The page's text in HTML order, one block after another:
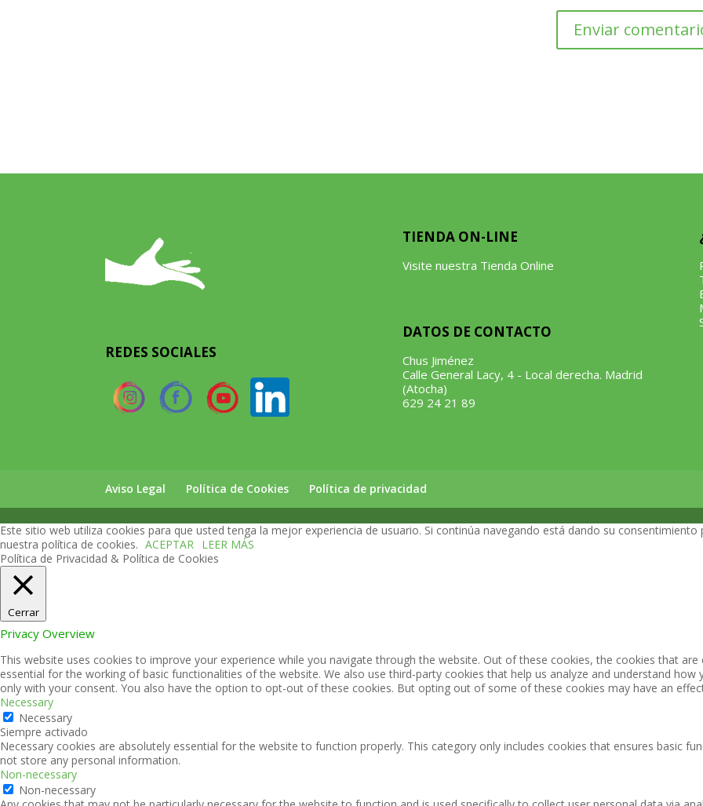
REDES SOCIALES
TIENDA ON-LINE
Visite nuestra Tienda Online
DATOS DE CONTACTO
Chus Jiménez
Calle General Lacy, 4 - Local derecha. Madrid
(Atocha)
629 24 21 89
Aviso Legal Política de Cookies Política de privacidad
Este sitio web utiliza cookies para que usted tenga la mejor experiencia de usuario. Si continúa navegando está dando su
nuestra política de cookies. ACEPTAR
LEER MÁS
Política de Privacidad & Política de Cookies
Cerrar
Privacy Overview
This website uses cookies to improve your experience while you navigate through the website. Out of these cookies, the cookies that
essential for the working of basic functionalities of the website. We also use third-party cookies that help us analyze and understand
only with your consent. You also have the option to opt-out of these cookies. But opting out of some of these cookies may have an
Necessary
Necessary
Siempre activado
Necessary cookies are absolutely essential for the website to function properly. This category only includes cookies that ensures basic
not store any personal information.
Non-necessary
Non-necessary